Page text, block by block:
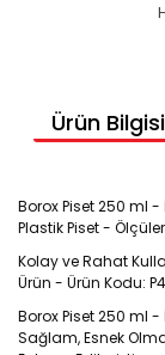
Ürün Bilgisi
Borox Piset 250 ml -
Plastik Piset -
Kolay ve Rahat
Ürün - Ürün Kodu:
Borox Piset 250 ml -
Sağlam, Esnek